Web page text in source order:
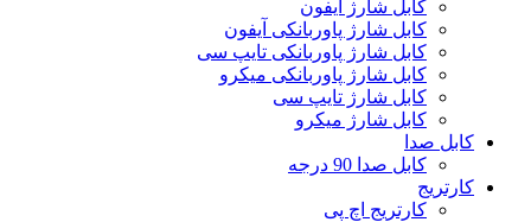
کابل شارژ آیفون
کابل شارژ پاوربانکی آیفون
کابل شارژ پاوربانکی تایپ سی
کابل شارژ پاوربانکی میکرو
کابل شارژ تایپ سی
کابل شارژ میکرو
کابل صدا
کابل صدا 90 درجه
کارتریج
کارتریج اچ پی